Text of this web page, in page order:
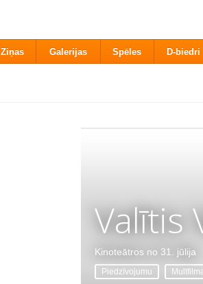
Ziņas Galerijas Spēles D-biedri
Valītis
Kinoteātros no 31. jūlija
Piedzīvojumu